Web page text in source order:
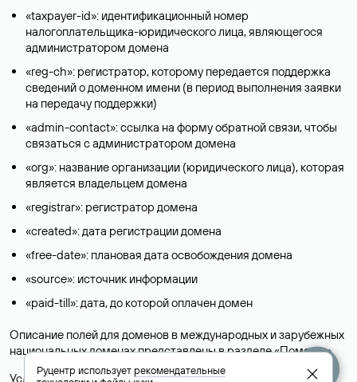
«taxpayer-id»: идентификационный номер
налогоплательщика-юридического лица, являющегося
администратором домена
«reg-ch»: регистратор, которому передается поддержка
сведений о доменном имени (в период выполнения заявки
на передачу поддержки)
«admin-contact»: ссылка на форму обратной связи, чтобы
связаться с администратором домена
«org»: название организации (юридического лица), которая
является владельцем домена
«registrar»: регистратор домена
«created»: дата регистрации домена
«free-date»: плановая дата освобождения домена
«source»: источник информации
«paid-till»: дата, до которой оплачен домен
Описание полей для доменов в международных и зарубежных
национальных доменах представлены в разделе «Помощь».
Условия использования Whois-сервиса
Руцентр используетрекомендательные